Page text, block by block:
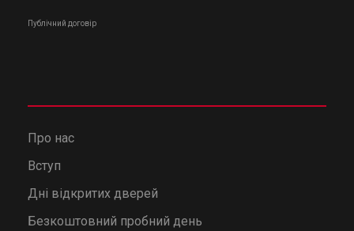
Публічний договір
Про нас
Вступ
Дні відкритих дверей
Безкоштовний пробний день